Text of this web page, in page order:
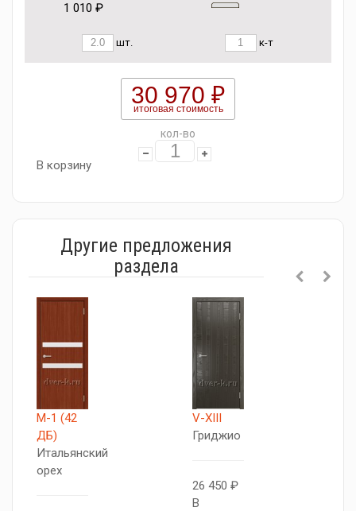
1 010 ₽
шт. к-т
30 970 ₽
итоговая стоимость
кол-во
В корзину
Другие предложения
раздела
М-1 (42
ДБ)
Итальянский
орех
V-XIII
Гриджио
26 450 ₽
В